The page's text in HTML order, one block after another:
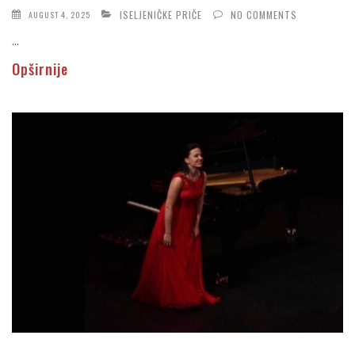
AUGUST 4, 2025 ISELJENIČKE PRIČE NO COMMENTS
...
Opširnije